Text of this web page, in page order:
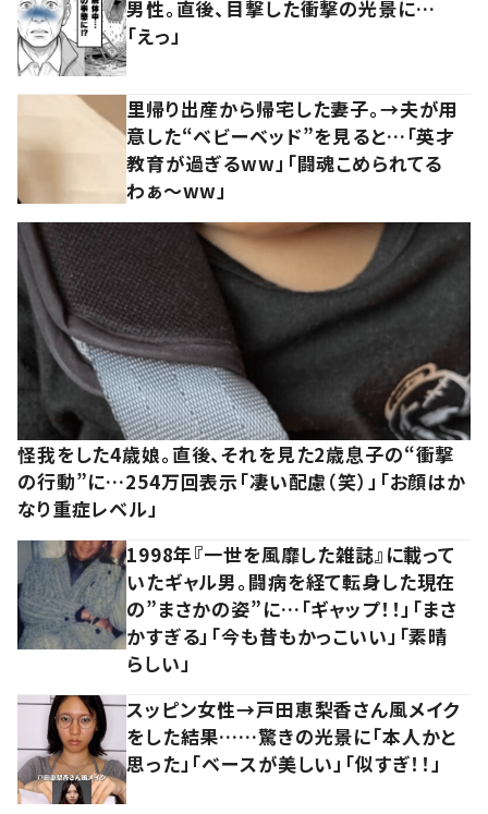
男性。直後、目撃した衝撃の光景に…
「えっ」
里帰り出産から帰宅した妻子。→夫が用
意した“ベビーベッド”を見ると…「英才
教育が過ぎるww」「闘魂こめられてる
わぁ～ww」
怪我をした4歳娘。直後、それを見た2歳息子の“衝撃
の行動”に…254万回表示「凄い配慮（笑）」「お顔はか
なり重症レベル」
1998年『一世を風靡した雑誌』に載って
いたギャル男。闘病を経て転身した現在
の”まさかの姿”に…「ギャップ！！」「まさ
かすぎる」「今も昔もかっこいい」「素晴
らしい」
スッピン女性→戸田恵梨香さん風メイク
をした結果……驚きの光景に「本人かと
思った」「ベースが美しい」「似すぎ！！」